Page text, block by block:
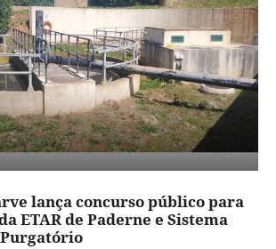
lança concurso público para
ETAR de Paderne e Sistema